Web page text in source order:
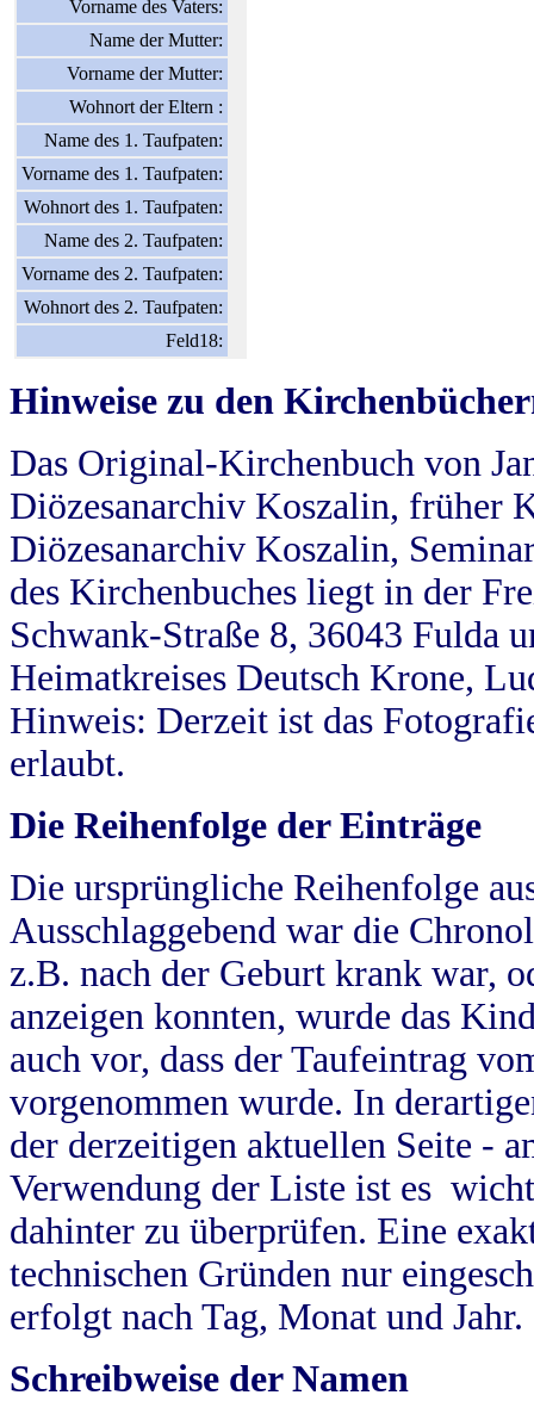
Vorname des Vaters:
Name der Mutter:
Vorname der Mutter:
Wohnort der Eltern :
Name des 1. Taufpaten:
Vorname des 1. Taufpaten:
Wohnort des 1. Taufpaten:
Name des 2. Taufpaten:
Vorname des 2. Taufpaten:
Wohnort des 2. Taufpaten:
Feld18:
Hinweise zu den
Das Original-Kirchenbuch von
Diözesanarchiv Koszalin, früher
Diözesanarchiv Koszalin,
des Kirchenbuches liegt in der
Schwank-Straße 8, 36043 Fulda
Heimatkreises Deutsch Krone,
Hinweis: Derzeit ist das
erlaubt.
Die Reihenfolge der Einträge
Die ursprüngliche Reihenfolge
Ausschlaggebend war die
z.B. nach der Geburt krank war,
anzeigen konnten, wurde das
auch vor, dass der Taufeintrag
vorgenommen wurde. In
der derzeitigen aktuellen Seite -
Verwendung der Liste ist es
dahinter zu überprüfen. Eine
technischen Gründen nur
erfolgt nach Tag, Monat und Jahr.
Schreibweise der Namen